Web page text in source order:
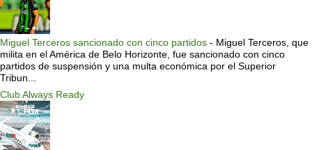
Miguel Terceros sancionado con cinco partidos - Miguel Terceros, que
milita en el América de Belo Horizonte, fue sancionado con cinco
partidos de suspensión y una multa económica por el Superior
Tribun...
Club Always Ready